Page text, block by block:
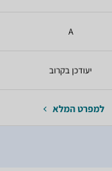
A
יעודכן בקרוב
למפרט המלא